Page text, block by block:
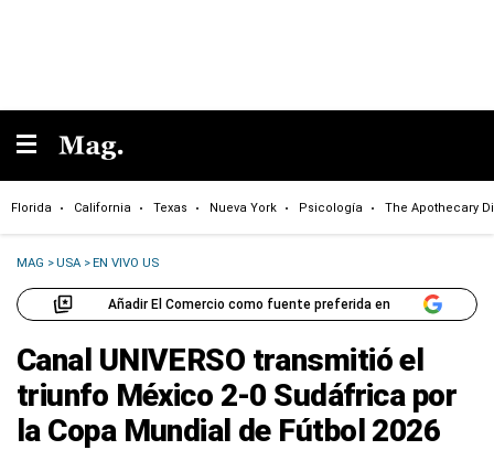
Florida California Texas Nueva York Psicología The Apothecary
MAG >USA >EN VIVO US
Añadir El Comercio como fuente preferida en
Canal UNIVERSO transmitió el
triunfo México 2-0 Sudáfrica por
la Copa Mundial de Fútbol 2026